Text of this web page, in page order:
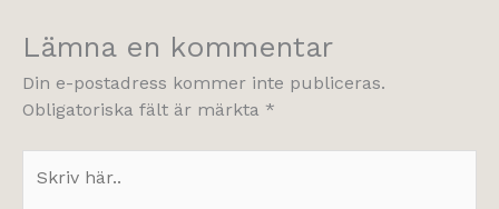
Lämna en kommentar
Din e-postadress kommer inte publiceras.
Obligatoriska fält är märkta *
här..